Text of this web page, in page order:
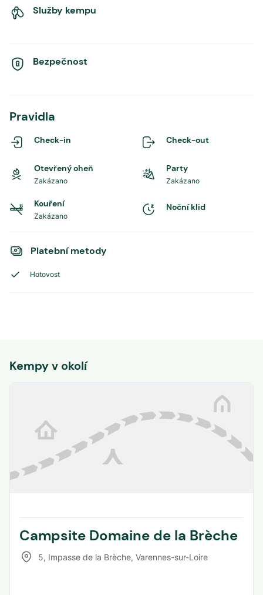
Služby kempu
Bezpečnost
Pravidla
Check-in Check-out
Otevřený oheň
Zakázano
Party
Zakázano
Kouření
Zakázano
Noční klid
Platební metody
Hotovost
Kempy v okolí
Campsite Domaine de la Brèche
5, Impasse de la Brèche, Varennes-sur-Loire